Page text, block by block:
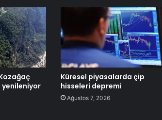
yenileniyor
Küresel piyasalarda çip
hisseleri depremi
Ağustos 7, 2026